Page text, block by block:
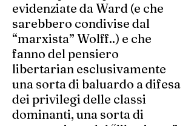
evidenziate da Ward (e che
sarebbero condivise dal
“marxista” Wolff..) e che
fanno del pensiero
libertarian esclusivamente
una sorta di baluardo a difesa
dei privilegi delle classi
dominanti, una sorta di